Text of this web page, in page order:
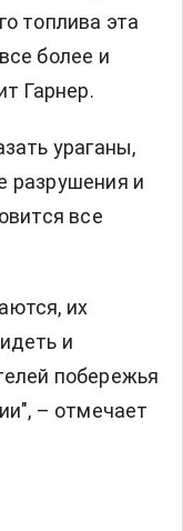
топлива эта
более и
Гарнер.
ураганы,
разрушения и
все
их
и
побережья
– отмечает